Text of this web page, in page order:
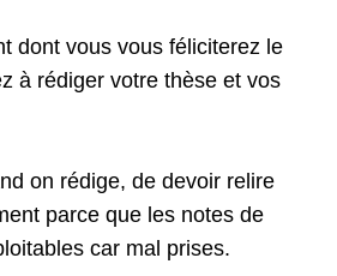
dont vous vous féliciterez le
à rédiger votre thèse et vos
on rédige, de devoir relire
parce que les notes de
car mal prises.